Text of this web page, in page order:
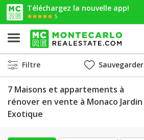
Téléchargez la nouvelle app!
5
Filtre Sauvegarder
7 Maisons et appartements à
rénover en vente à Monaco Jardin
Exotique